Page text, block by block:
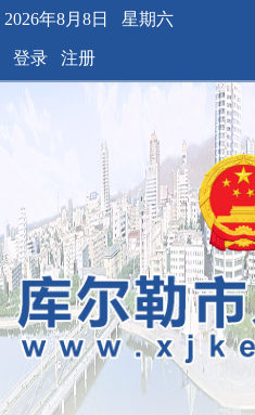
2026年8月8日 星期六
登录 注册